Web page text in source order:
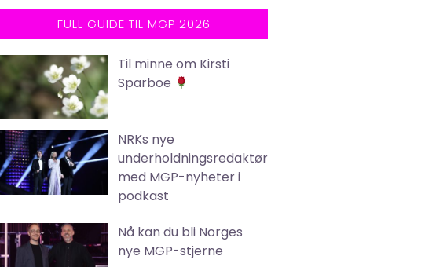
FULL GUIDE TIL MGP 2026
Til minne om Kirsti
Sparboe
NRKs nye
underholdningsredaktør
med MGP-nyheter i
podkast
Nå kan du bli Norges
nye MGP-stjerne